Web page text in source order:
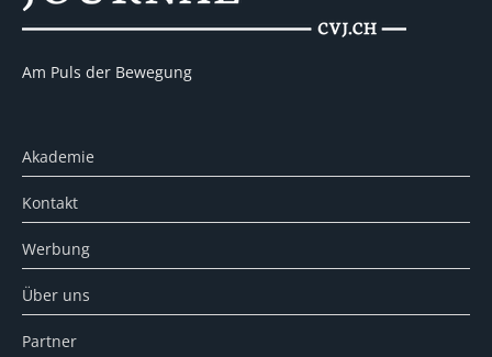
Am Puls der Bewegung
Akademie
Kontakt
Werbung
Über uns
Partner